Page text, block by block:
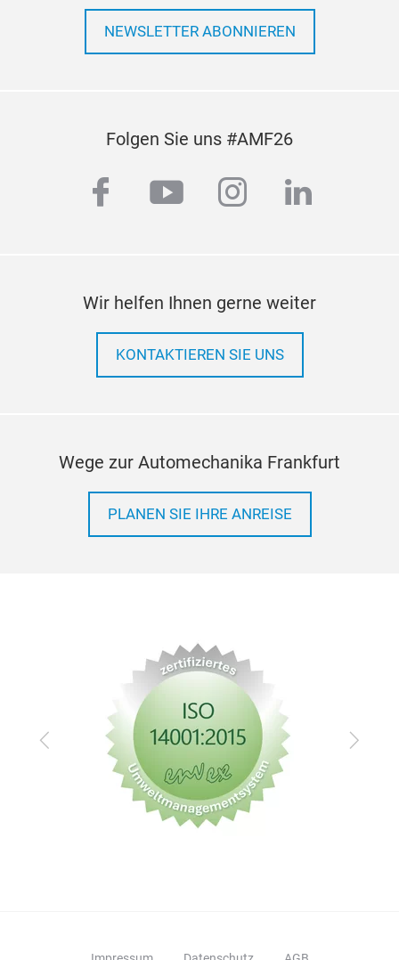
NEWSLETTER ABONNIEREN
Folgen Sie uns #AMF26
facebook
youtubeinstagram
linkedin
Wir helfen Ihnen gerne weiter
KONTAKTIEREN SIE UNS
Wege zur Automechanika Frankfurt
PLANEN SIE IHRE ANREISE
Zurück Vor